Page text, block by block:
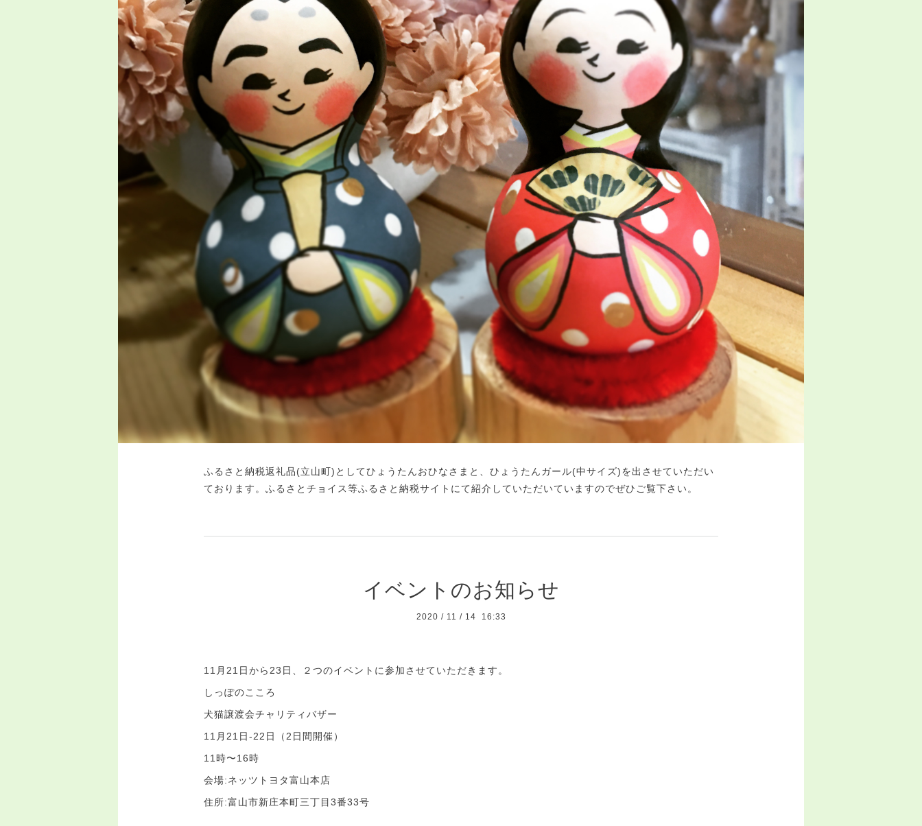
ふるさと納税返礼品(立山町)としてひょうたんおひなさまと、ひょうたんガール(中サイズ)を出させていただい
ております。ふるさとチョイス等ふるさと納税サイトにて紹介していただいていますのでぜひご覧下さい。
イベントのお知らせ
2020 / 11 / 14 16:33
11月21日から23日、２つのイベントに参加させていただきます。
しっぽのこころ
犬猫譲渡会チャリティバザー
11月21日-22日（2日間開催）
11時〜16時
会場:ネッツトヨタ富山本店
住所:富山市新庄本町三丁目3番33号